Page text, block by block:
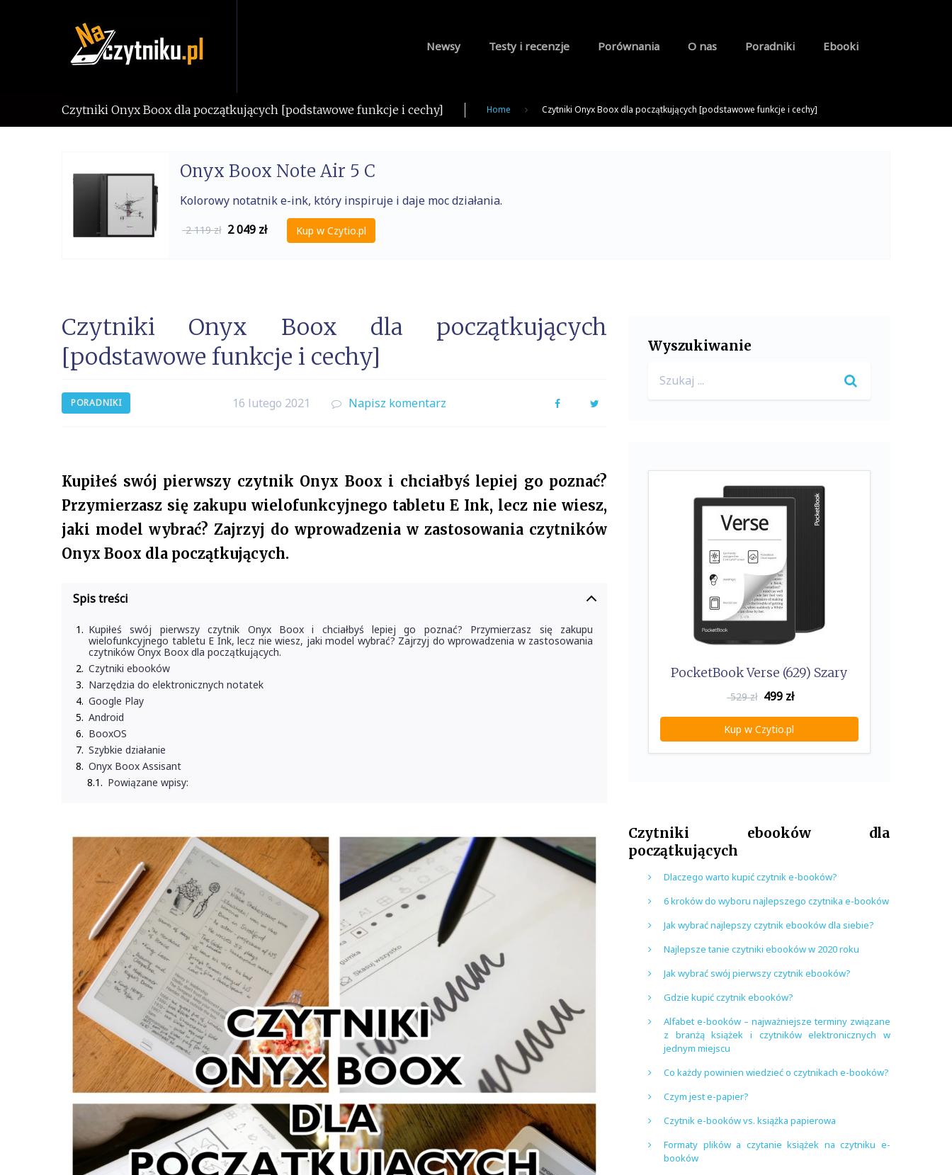
Newsy Testy i recenzje Porównania O nas Poradniki Ebooki
Czytniki Onyx Boox dla początkujących [podstawowe funkcje i cechy] Home Czytniki Onyx Boox dla początkujących [podstawowe funkcje i cechy]
Onyx Boox Note Air 5 C
Kolorowy notatnik e-ink, który inspiruje i daje moc działania.
2 119 zł 2 049 zł Kup w Czytio.pl
Czytniki Onyx Boox dla początkujących
[podstawowe funkcje i cechy]
PORADNIKI 16 lutego 2021 Napisz komentarz FacebookTwitter
Kupiłeś swój pierwszy czytnik Onyx Boox i chciałbyś lepiej go poznać?
Przymierzasz się zakupu wielofunkcyjnego tabletu E Ink, lecz nie wiesz,
jaki model wybrać? Zajrzyj do wprowadzenia w zastosowania czytników
Onyx Boox dla początkujących.
Spis treści
Kupiłeś swój pierwszy czytnik Onyx Boox i chciałbyś lepiej go poznać? Przymierzasz się zakupu
wielofunkcyjnego tabletu E Ink, lecz nie wiesz, jaki model wybrać? Zajrzyj do wprowadzenia w zastosowania
czytników Onyx Boox dla początkujących.
Czytniki ebooków
Narzędzia do elektronicznych notatek
Google Play
Android
BooxOS
Szybkie działanie
Onyx Boox Assisant
Powiązane wpisy:
Wyszukiwanie
for:
PocketBook Verse (629) Szary
529 zł 499zł
Kup w Czytio.pl
Czytniki ebooków dla
początkujących
Dlaczego warto kupić czytnik e-booków?
6 kroków do wyboru najlepszego czytnika e-booków
Jak wybrać najlepszy czytnik ebooków dla siebie?
Najlepsze tanie czytniki ebooków w 2020 roku
Jak wybrać swój pierwszy czytnik ebooków?
Gdzie kupić czytnik ebooków?
Alfabet e-booków – najważniejsze terminy związane
z branżą książek i czytników elektronicznych w
jednym miejscu
Co każdy powinien wiedzieć o czytnikach e-booków?
Czym jest e-papier?
Czytnik e-booków vs. książka papierowa
Formaty plików a czytanie książek na czytniku e-
booków